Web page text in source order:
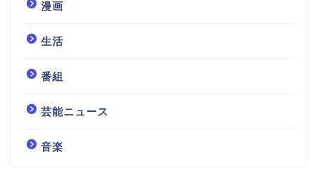
漫画
生活
番組
芸能ニュース
音楽